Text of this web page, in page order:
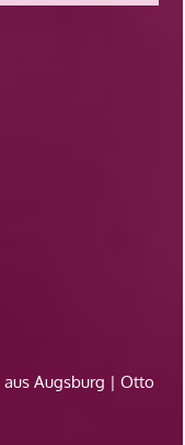
aus Augsburg | Otto